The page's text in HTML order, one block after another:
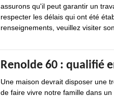
assurons qu'il peut garantir un
respecter les délais qui ont été
renseignements, veuillez visiter
Renolde 60 : qualifié
Une maison devrait disposer une
de faire vivre notre famille dans